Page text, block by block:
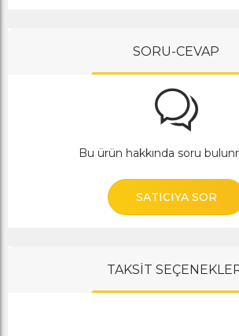
SORU-CEVAP
Bu ürün hakkında soru
SATICIYA SOR
TAKSİT